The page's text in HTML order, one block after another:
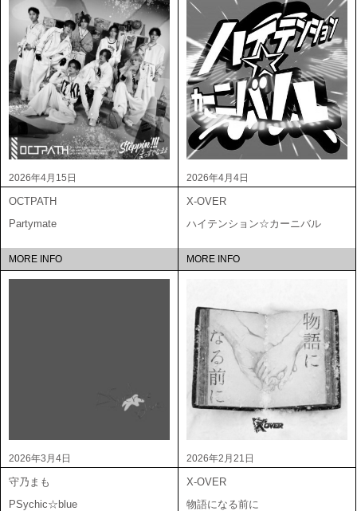
2026年4月15日
OCTPATH
Partymate
MORE INFO
2026年4月4日
X-OVER
ハイテンション☆カーニバル
MORE INFO
2026年3月4日
守乃まも
PSychic☆blue
2026年2月21日
X-OVER
物語になる前に